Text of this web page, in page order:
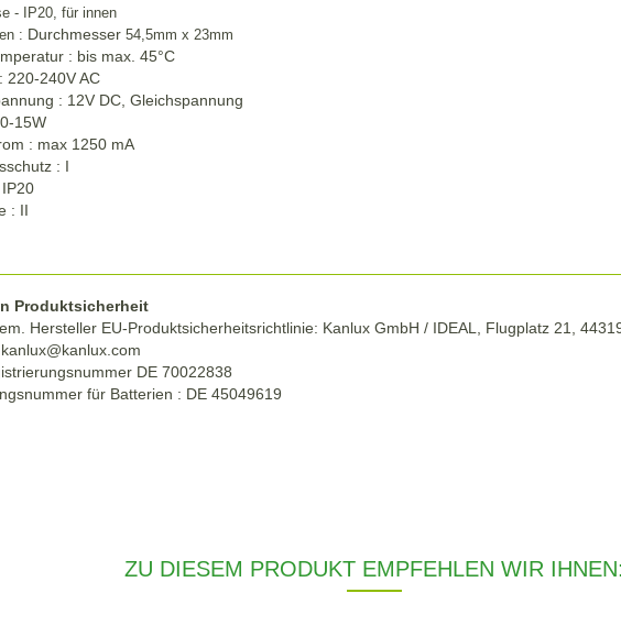
- IP20, für innen
: Durchmesser 54,5mm x 23mm
: bis max. 45°C
220-240V AC
: 12V DC, Gleichspannung
15W
: max 1250 mA
: I
: II
Produktsicherheit
Hersteller EU-Produktsicherheitsrichtlinie: Kanlux GmbH / IDEAL, Flugplatz 21,
kanlux@kanlux.com
DE 70022838
für Batterien : DE 45049619
ZU DIESEM PRODUKT EMPFEHLEN WIR